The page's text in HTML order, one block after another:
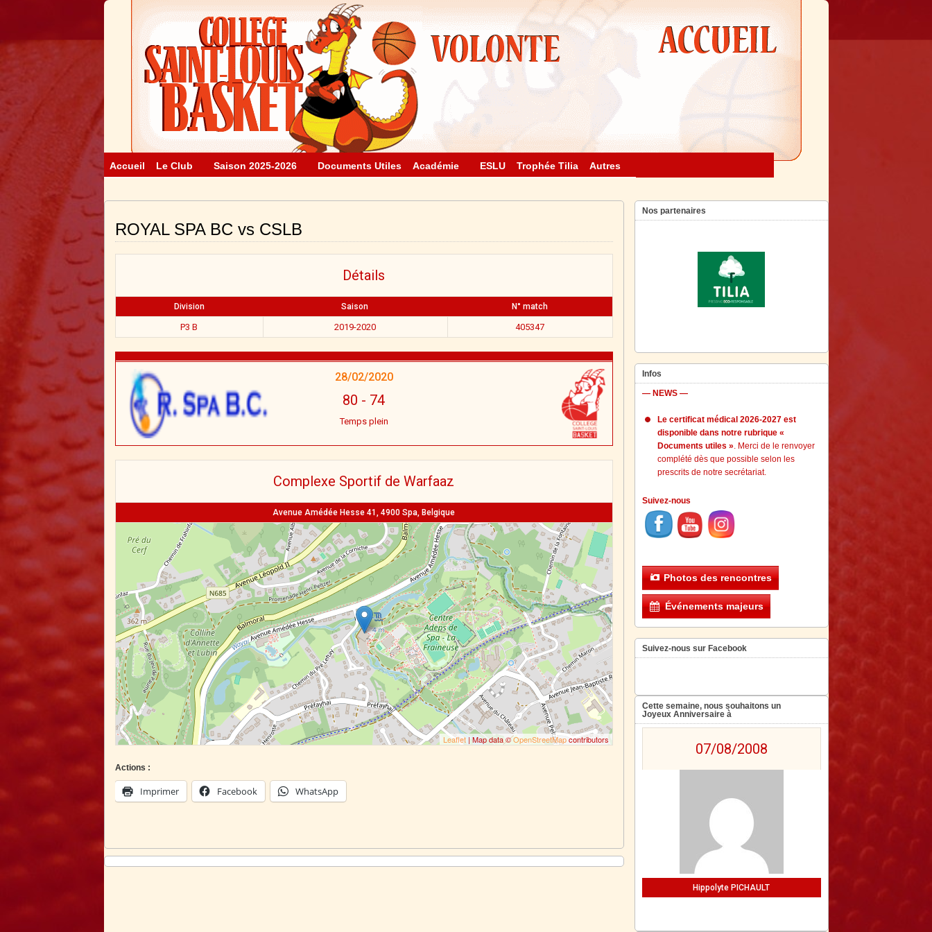
Accueil Le Club Saison 2025-2026 Documents Utiles Académie ESLU Trophée Tilia Autres
ROYAL SPA BC vs CSLB
Détails
Division Saison N° match
P3 B 2019-2020 405347
28/02/2020
80 - 74
Temps plein
Complexe Sportif de Warfaaz
Avenue Amédée Hesse 41, 4900 Spa, Belgique
Leaflet| Map data ©OpenStreetMapcontributors
Actions :
Imprimer Facebook WhatsApp
Nos partenaires
Infos
— NEWS —
Le certificat médical 2026-2027 est
disponible dans notre rubrique «
Documents utiles ». Merci de le renvoyer
complété dès que possible selon les
prescrits de notre secrétariat.
Suivez-nous
Photos des rencontres
Événements majeurs
Suivez-nous sur Facebook
Cette semaine, nous souhaitons un
Joyeux Anniversaire à
07/08/2008
Hippolyte PICHAULT